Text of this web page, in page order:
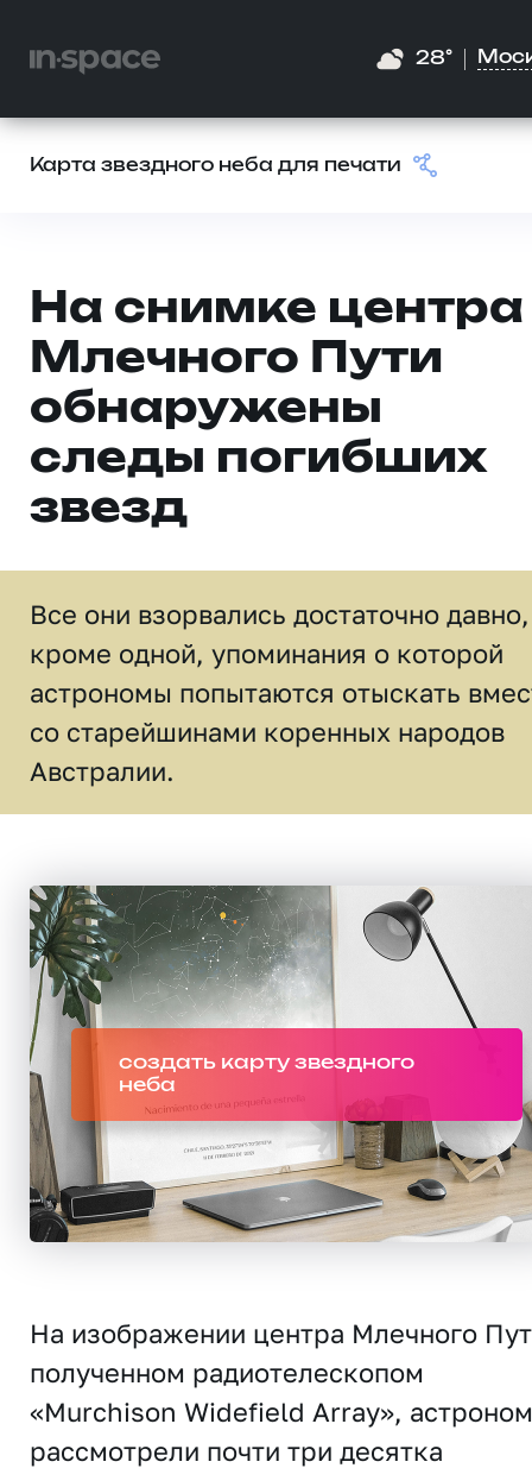
28°
Карта звездного неба для печати
На снимке центра
Млечного Пути
обнаружены
следы погибших
звезд
Все они взорвались достаточно давно,
кроме одной, упоминания о которой
астрономы попытаются отыскать
со старейшинами коренных народов
Австралии.
создать карту звездного
неба
На изображении центра Млечного
полученном радиотелескопом
«Murchison Widefield Array»,
рассмотрели почти три десятка